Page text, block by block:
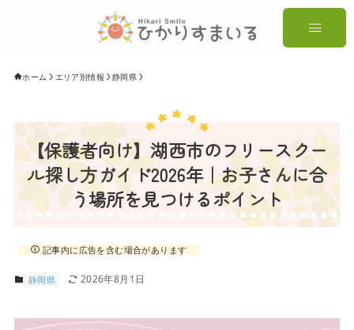
ホーム エリア別情報 静岡県
【保護者向け】湖西市のフリースクー
ル探し方ガイド2026年｜お子さんに合
う場所を見つけるポイント
記事内に広告を含む場合があります
静岡県 2026年8月1日